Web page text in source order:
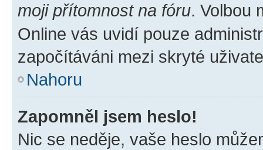
moji přítomnost na fóru. Volbou
Online vás uvidí pouze
započítáváni mezi skryté
Nahoru
Zapomněl jsem heslo!
Nic se neděje, vaše heslo